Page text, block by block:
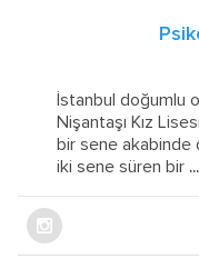
İstanbul doğumlu
Nişantaşı Kız
bir sene akabinde
iki sene süren bir